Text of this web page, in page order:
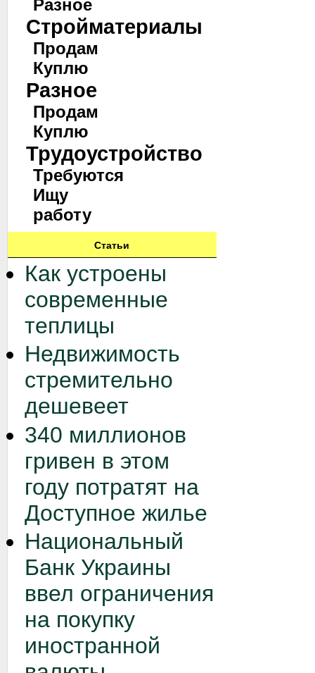
Разное
Стройматериалы
Продам
Куплю
Разное
Продам
Куплю
Трудоустройство
Требуются
Ищу
работу
Статьи
Как устроены
современные
теплицы
Недвижимость
стремительно
дешевеет
340 миллионов
гривен в этом
году потратят на
Доступное жилье
Национальный
Банк Украины
ввел ограничения
на покупку
иностранной